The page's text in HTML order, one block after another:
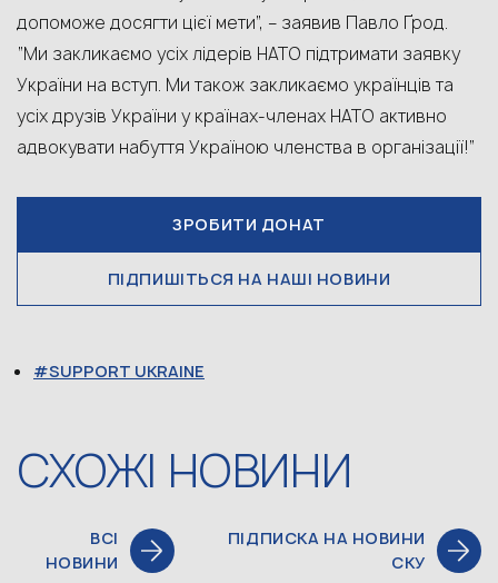
допоможе досягти цієї мети”, – заявив Павло Ґрод.
“Ми закликаємо усіх лідерів НАТО підтримати заявку
України на вступ. Ми також закликаємо українців та
усіх друзів України у країнах-членах НАТО активно
адвокувати набуття Україною членства в організації!”
ЗРОБИТИ ДОНАТ
ПІДПИШІТЬСЯ НА НАШІ НОВИНИ
SUPPORT UKRAINE
СХОЖІ НОВИНИ
ВСІ
НОВИНИ
ПІДПИСКА НА НОВИНИ
СКУ